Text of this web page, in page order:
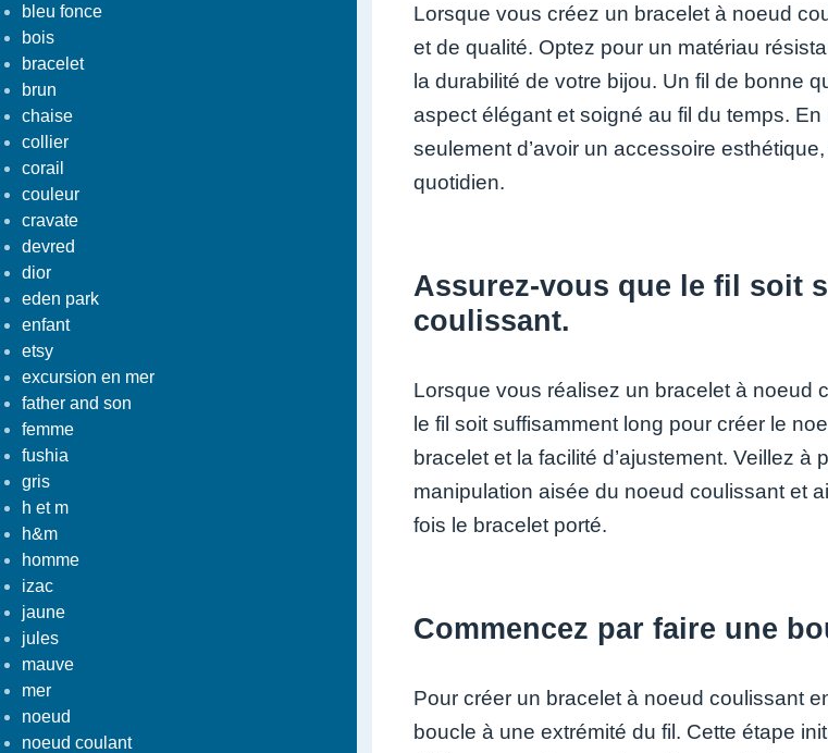
bleu fonce
bois
bracelet
brun
chaise
collier
corail
couleur
cravate
devred
dior
eden park
enfant
etsy
excursion en mer
father and son
femme
fushia
gris
h et m
h&m
homme
izac
jaune
jules
mauve
mer
noeud
noeud coulant
Lorsque vous créez un bracelet à noeud
et de qualité. Optez pour un matériau
la durabilité de votre bijou. Un fil de bonne
aspect élégant et soigné au fil du temps.
seulement d’avoir un accessoire
quotidien.
Assurez-vous que le fil soit
coulissant.
Lorsque vous réalisez un bracelet à noeud
le fil soit suffisamment long pour créer le
bracelet et la facilité d’ajustement. Veillez
manipulation aisée du noeud coulissant et
fois le bracelet porté.
Commencez par faire une
Pour créer un bracelet à noeud coulissant
boucle à une extrémité du fil. Cette étape